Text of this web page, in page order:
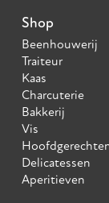
Shop
Beenhouwerij
Traiteur
Kaas
Charcuterie
Bakkerij
Vis
Delicatessen
Aperitieven